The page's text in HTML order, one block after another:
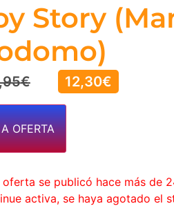
Story
€ 12,30€
OFERTA
oferta se publicó hace más de
activa, se haya agotado el